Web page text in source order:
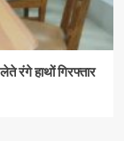
रंगे हाथों गिरफ्तार